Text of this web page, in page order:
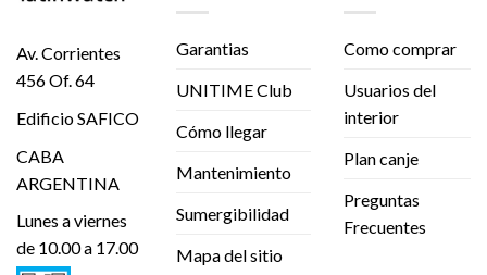
Av. Corrientes
456 Of. 64
Edificio SAFICO
CABA
ARGENTINA
Lunes a viernes
de 10.00 a 17.00
Garantias
UNITIME Club
Cómo llegar
Mantenimiento
Sumergibilidad
Mapa del sitio
Como comprar
Usuarios del
interior
Plan canje
Preguntas
Frecuentes